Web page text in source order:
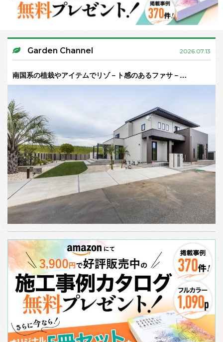
Garden Channel 2026.07.13
南国系の植栽やアイテムでリゾ－ト感のあるファサ－…